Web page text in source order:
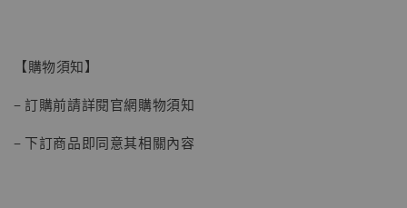
子彈飛 鵝城縣長 張麻子 [BK01]
NT$ 4,980
【購物須知】
– 訂購前請詳閱官網購物須知
– 下訂商品即同意其相關內容